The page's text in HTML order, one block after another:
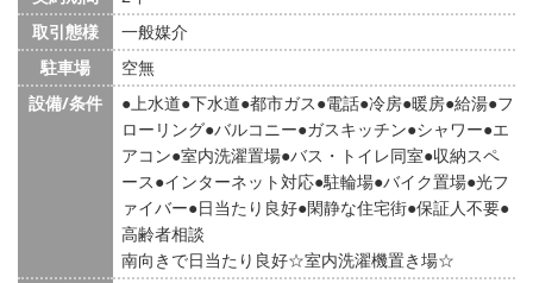
取引態様
一般媒介
駐車場
空無
設備/条件
上水道 下水道 都市ガス 電話 冷房 暖房 給湯 フ
ローリング バルコニー ガスキッチン シャワー エ
アコン 室内洗濯置場 バス・トイレ同室 収納スペ
ース インターネット対応 駐輪場 バイク置場 光フ
ァイバー 日当たり良好 閑静な住宅街 保証人不要
高齢者相談
南向きで日当たり良好☆室内洗濯機置き場☆